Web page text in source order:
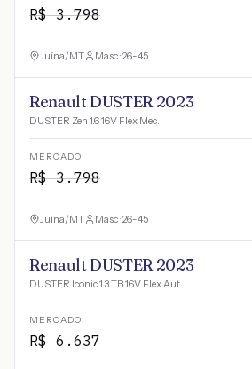
R$3.798
Juína/MT Masc · 26-45
Renault DUSTER 2023
DUSTER Zen 1.6 16V Flex Mec.
MERCADO
R$3.798
Juína/MT Masc · 26-45
Renault DUSTER 2023
DUSTER Iconic 1.3 TB 16V Flex Aut.
MERCADO
R$6.637